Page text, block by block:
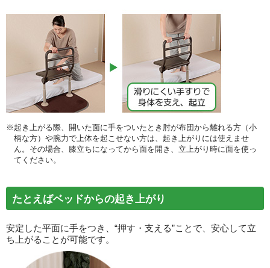
※起き上がる際、開いた面に手をついたとき肘が布団から離れる方（小
柄な方）や腕力で上体を起こせない方は、起き上がりには使えませ
ん。その場合、膝立ちになってから面を開き、立上がり時に面を使っ
てください。
たとえばベッドからの起き上がり
安定した平面に手をつき、“押す・支える”ことで、安心して立
ち上がることが可能です。